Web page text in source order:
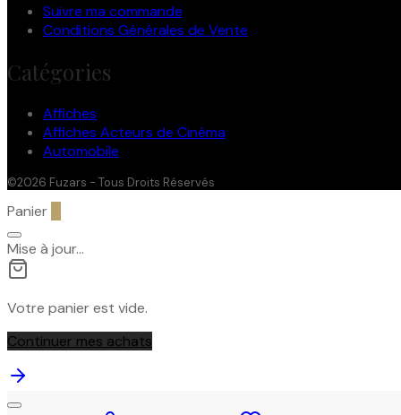
Suivre ma commande
Conditions Générales de Vente
Catégories
Affiches
Affiches Acteurs de Cinéma
Automobile
©2026 Fuzars - Tous Droits Réservés
Panier
Mise à jour…
Votre panier est vide.
Continuer mes achats